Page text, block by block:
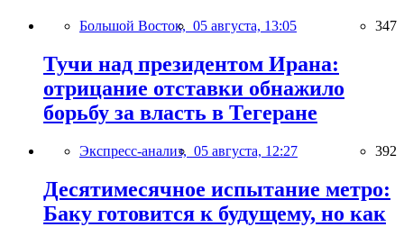
Большой Восток, 05 августа, 13:05 347
Тучи над президентом Ирана:
отрицание отставки обнажило
борьбу за власть в Тегеране
Экспресс-анализ, 05 августа, 12:27 392
Десятимесячное испытание метро:
Баку готовится к будущему, но как